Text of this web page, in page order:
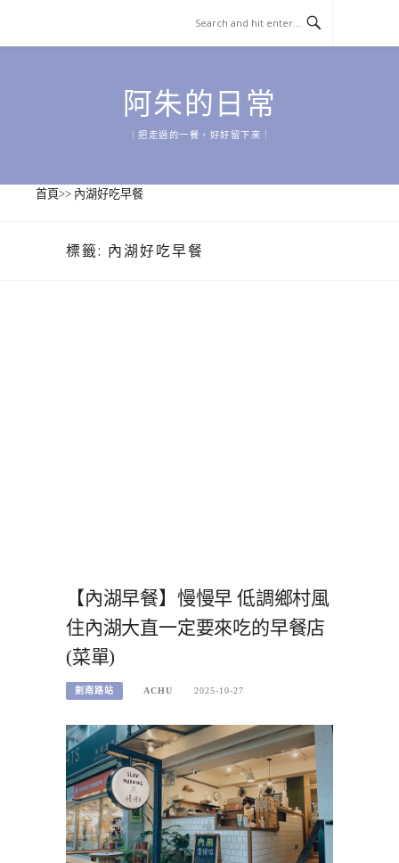
content
阿朱的日常
｜把走過的一餐，好好留下來｜
首頁>> 內湖好吃早餐
標籤: 內湖好吃早餐
【內湖早餐】慢慢早 低調鄉村風
住內湖大直一定要來吃的早餐店
(菜單)
劍南路站 ACHU 2025-10-27